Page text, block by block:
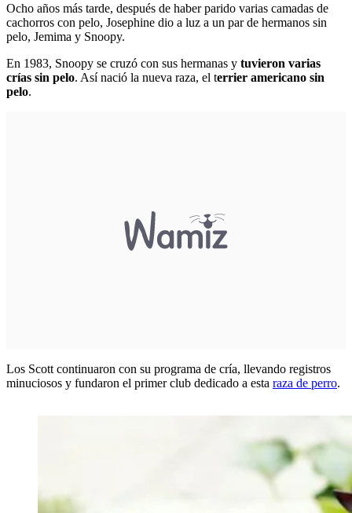
Ocho años más tarde, después de haber parido varias camadas de
cachorros con pelo, Josephine dio a luz a un par de hermanos sin
pelo, Jemima y Snoopy.
En 1983, Snoopy se cruzó con sus hermanas y tuvieron varias
crías sin pelo. Así nació la nueva raza, el terrier americano sin
pelo.
Los Scott continuaron con su programa de cría, llevando registros
minuciosos y fundaron el primer club dedicado a esta raza de perro.